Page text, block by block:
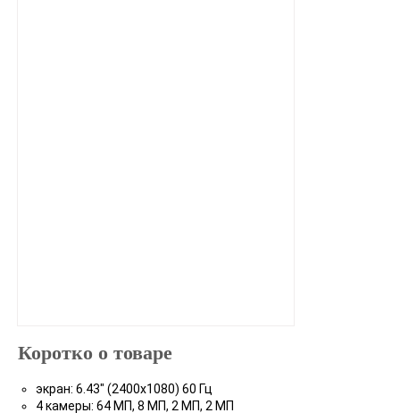
Коротко о товаре
экран: 6.43" (2400x1080) 60 Гц
4 камеры: 64 МП, 8 МП, 2 МП, 2 МП